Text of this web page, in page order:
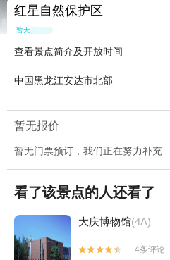
红星自然保护区
暂无点评
查看景点简介及开放时间
中国黑龙江安达市北部
暂无报价
暂无门票预订，我们正在努力补充
看了该景点的人还看了
大庆博物馆(4A)


4条评论